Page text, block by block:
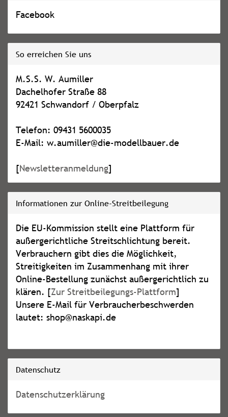
Facebook
So erreichen Sie uns
M.S.S. W. Aumiller
Dachelhofer Straße 88
92421 Schwandorf / Oberpfalz
Telefon: 09431 5600035
E-Mail: w.aumiller@die-modellbauer.de
[Newsletteranmeldung]
Informationen zur Online-Streitbeilegung
Die EU-Kommission stellt eine Plattform für
außergerichtliche Streitschlichtung bereit.
Verbrauchern gibt dies die Möglichkeit,
Streitigkeiten im Zusammenhang mit ihrer
Online-Bestellung zunächst außergerichtlich zu
klären. [Zur Streitbeilegungs-Plattform]
Unsere E-Mail für Verbraucherbeschwerden
lautet: shop@naskapi.de
Datenschutz
Datenschutzerklärung